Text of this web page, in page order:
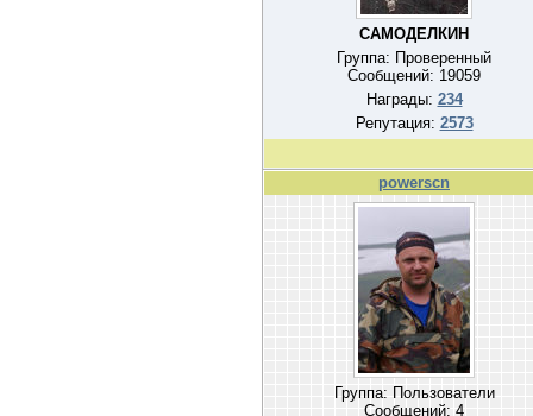
САМОДЕЛКИН
Группа: Проверенный
Сообщений: 19059
Награды: 234
Репутация: 2573
powerscn
Группа: Пользователи
Сообщений: 4